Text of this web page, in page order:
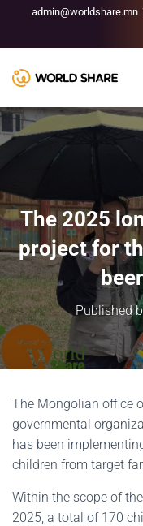
admin@worldshare.mn
The 2025
project for
Published
The Mongolian office
governmental
has been
children from target
Within the scope of
2025, a total of 170